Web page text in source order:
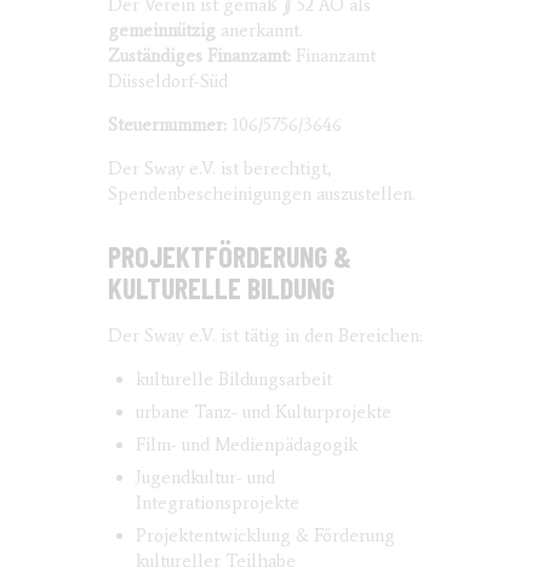
Der Verein ist gemäß § 52 AO als
gemeinnützig anerkannt.
Zuständiges Finanzamt: Finanzamt
Düsseldorf-Süd
Steuernummer: 106/5756/3646
Der Sway e.V. ist berechtigt,
Spendenbescheinigungen auszustellen.
PROJEKTFÖRDERUNG &
KULTURELLE BILDUNG
Der Sway e.V. ist tätig in den Bereichen:
kulturelle Bildungsarbeit
urbane Tanz- und Kulturprojekte
Film- und Medienpädagogik
Jugendkultur- und
Integrationsprojekte
Projektentwicklung & Förderung
kultureller Teilhabe